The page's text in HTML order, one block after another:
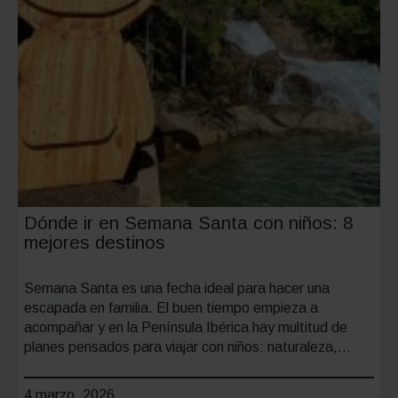
Dónde ir en Semana Santa con niños: 8
mejores destinos
Semana Santa es una fecha ideal para hacer una
escapada en familia. El buen tiempo empieza a
acompañar y en la Península Ibérica hay multitud de
planes pensados para viajar con niños: naturaleza,…